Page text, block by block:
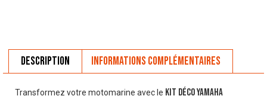
Description Informations complémentaires
Transformez votre motomarine avec le Kit déco Yamaha